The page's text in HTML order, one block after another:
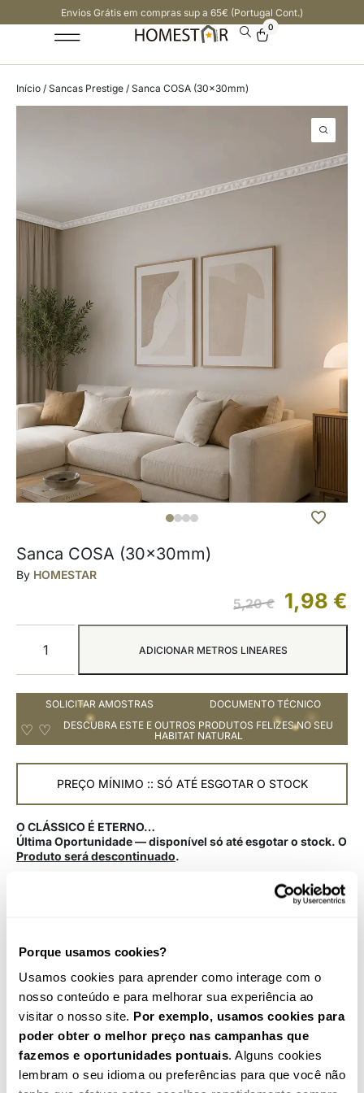
Porque usamos cookies?
Usamos cookies para aprender como interage com o
nosso conteúdo e para melhorar sua experiência ao
visitar o nosso site. Por exemplo, usamos cookies para
poder obter o melhor preço nas campanhas que
fazemos e oportunidades pontuais. Alguns cookies
lembram o seu idioma ou preferências para que você não
Envios Grátis em compras sup a 65€ (Portugal Cont.)
0
Início / Sancas Prestige / Sanca COSA (30x30mm)
Sanca COSA (30x30mm)
By HOMESTAR
5,20€ 1,98 €
ADICIONAR METROS LINEARES
SOLICITAR AMOSTRAS
DOCUMENTO TÉCNICO
DESCUBRA ESTE E OUTROS PRODUTOS FELIZES NO SEU
HABITAT NATURAL
PREÇO MÍNIMO :: SÓ ATÉ ESGOTAR O STOCK
O CLÁSSICO É ETERNO…
Última Oportunidade — disponível só até esgotar o stock. O
Produto será descontinuado.
VISTA DE FRENTE:
UNIDADE DE VENDA:
O preço de venda na loja online é por metro, mas as peças são de 2
metros. Ex: Na compra de 15 metros, serão enviadas 7 peças de 2 metros
1 peça de 1 metro.
FUNCIONALIDADES E MAIS VALIAS
cola HOMESTAR
ENVIOS & DEVOLUÇÕES
EAN:4036678242417